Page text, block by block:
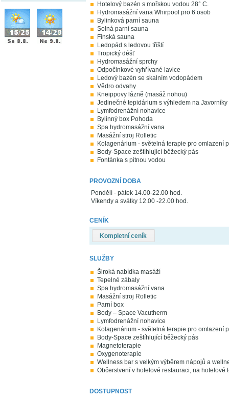
Hotelový bazén s mořskou vodou 28° C.
Hydromasážní vana Whirpool pro 6 osob
Bylinková parní sauna
Solná parní sauna
Finská sauna
Ledopád s ledovou tříští
Tropický déšť
Hydromasážní sprchy
Odpočinkové vyhřívané lavice
Ledový bazén se skalním vodopádem
Vědro odvahy
Kneippovy lázně (masáž nohou)
Jedinečné tepidárium s výhledem na Javorníky
Lymfodrenážní nohavice
Bylinný box Pohoda
Spa hydromasážní vana
Masážní stroj Rolletic
Kolagenárium - světelná terapie pro omlazení
Body-Space zeštíhlující běžecký pás
Fontánka s pitnou vodou
PROVOZNÍ DOBA
Pondělí - pátek 14.00-22.00 hod.
Víkendy a svátky 12.00 -22.00 hod.
CENÍK
Kompletní ceník
SLUŽBY
Široká nabídka masáží
Tepelné zábaly
Spa hydromasážní vana
Masážní stroj Rolletic
Parní box
Body – Space Vacutherm
Lymfodrenážní nohavice
Kolagenárium - světelná terapie pro omlazení
Body-Space zeštíhlující běžecký pás
Magnetoterapie
Oxygenoterapie
Wellness bar s velkým výběrem nápojů a
Občerstvení v hotelové restauraci, na hotelové
DOSTUPNOST